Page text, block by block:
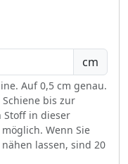
cm
Auf 0,5 cm genau.
bis zur
Stoff in dieser
Wenn Sie
lassen, sind 20